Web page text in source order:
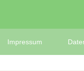
Impressum